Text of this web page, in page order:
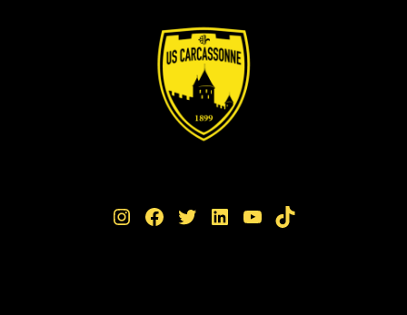
Instagram Facebook Twitter LinkedIn YouTube TikTok